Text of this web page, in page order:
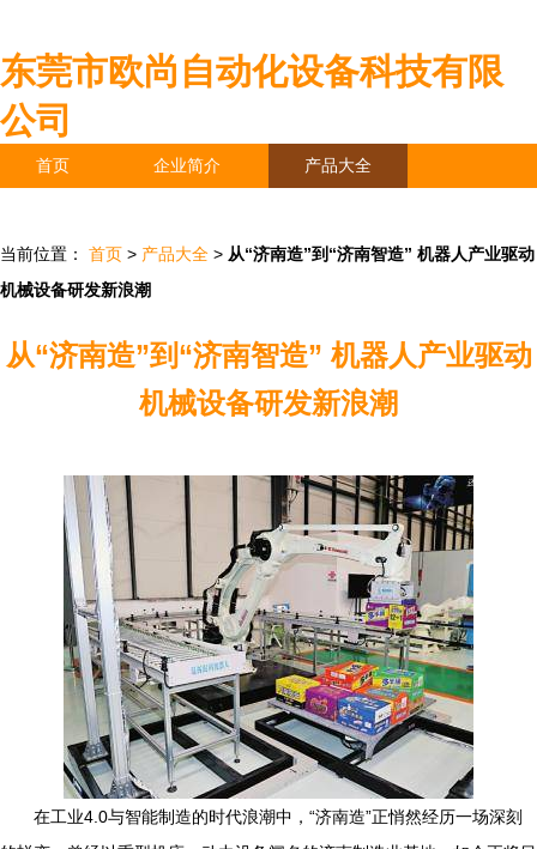
东莞市欧尚自动化设备科技有限
公司
首页 企业简介 产品大全
当前位置： 首页 > 产品大全 > 从“济南造”到“济南智造” 机器人产业驱动
机械设备研发新浪潮
从“济南造”到“济南智造” 机器人产业驱动
机械设备研发新浪潮
在工业4.0与智能制造的时代浪潮中，“济南造”正悄然经历一场深刻